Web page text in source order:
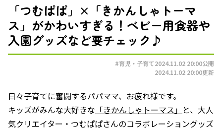
「つむぱぱ」×「きかんしゃトーマ
ス」がかわいすぎる！ベビー用食器や
入園グッズなど要チェック♪
#育児・子育て2024.11.02 20:00公開
2024.11.02 20:00更新
日々子育てに奮闘するパパママ、お疲れ様です。
キッズがみんな大好きな 「きかんしゃトーマス」 と、大人
気クリエイター・つむぱぱさんのコラボレーショングッズ